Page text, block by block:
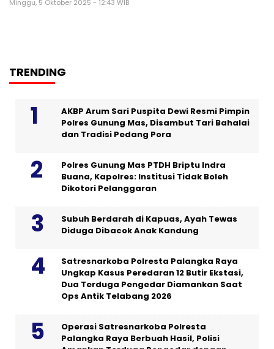
Minggu, 5 Oktober 2025 - 12:43 WIB
TRENDING
AKBP Arum Sari Puspita Dewi Resmi Pimpin
Polres Gunung Mas, Disambut Tari Bahalai
dan Tradisi Pedang Pora
Polres Gunung Mas PTDH Briptu Indra
Buana, Kapolres: Institusi Tidak Boleh
Dikotori Pelanggaran
Subuh Berdarah di Kapuas, Ayah Tewas
Diduga Dibacok Anak Kandung
Satresnarkoba Polresta Palangka Raya
Ungkap Kasus Peredaran 12 Butir Ekstasi,
Dua Terduga Pengedar Diamankan Saat
Ops Antik Telabang 2026
Operasi Satresnarkoba Polresta
Palangka Raya Berbuah Hasil, Polisi